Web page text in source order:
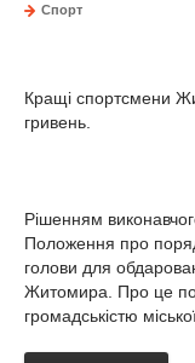
Спорт
Кращі спортсмени
гривень.
Рішенням
Положення про
голови для
Житомира. Про це
громадськістю